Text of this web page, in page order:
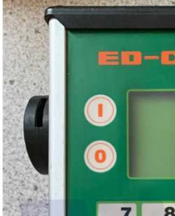
Larger
Image